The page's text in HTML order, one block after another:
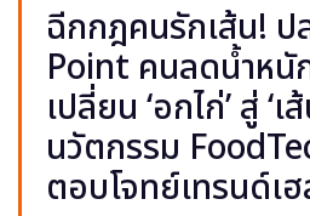
ฉีกกฎคนรักเส้น!
Point คนลดน้ำหนัก
เปลี่ยน ‘อกไก่’ สู่ ‘เ
นวัตกรรม
ตอบโจทย์เทรนด์เ